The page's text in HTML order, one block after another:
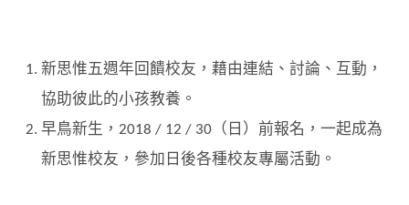
新思惟五週年回饋校友，藉由連結、討論、互動，
協助彼此的小孩教養。
早鳥新生，2018 / 12 / 30（日）前報名，一起成為
新思惟校友，參加日後各種校友專屬活動。